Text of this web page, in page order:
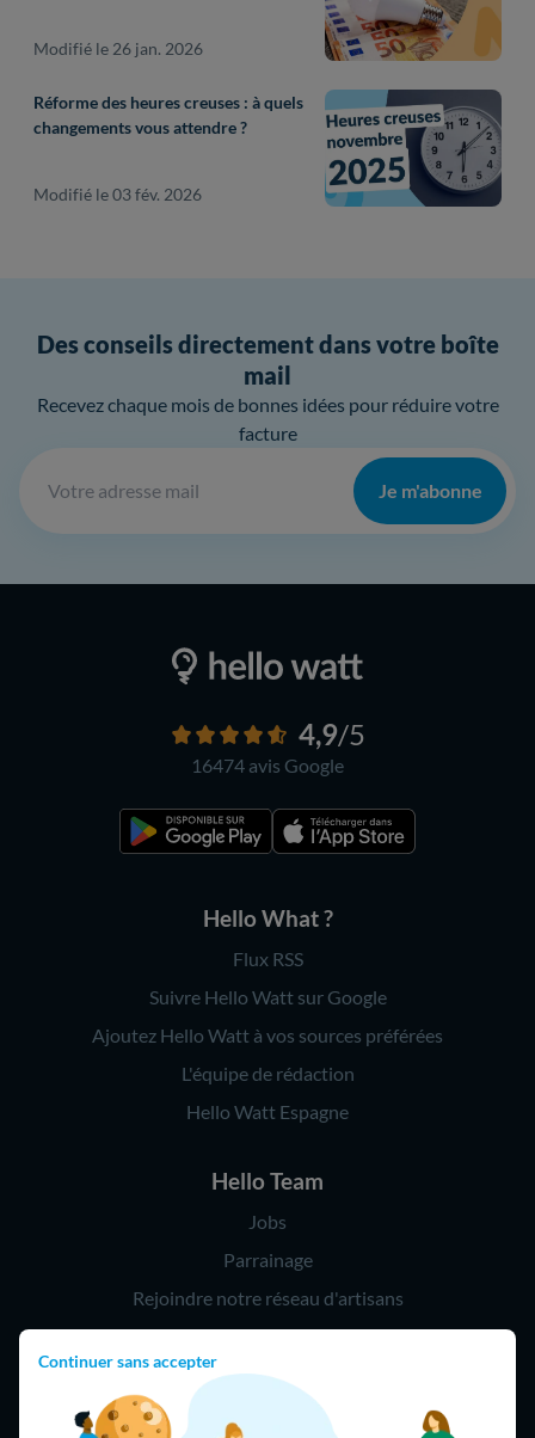
Continuer sans accepter
Modifié le 26 jan. 2026
Réforme des heures creuses : à quels
changements vous attendre ?
Modifié le 03 fév. 2026
Des conseils directement dans votre boîte
mail
Recevez chaque mois de bonnes idées pour réduire votre
facture
Je m'abonne
4,9/5
16474 avis Google
Hello What ?
Flux RSS
Suivre Hello Watt sur Google
Ajoutez Hello Watt à vos sources préférées
L'équipe de rédaction
Hello Watt Espagne
Hello Team
Jobs
Parrainage
Rejoindre notre réseau d'artisans
Hello !
09 75 18 60 60
(8h-21h)